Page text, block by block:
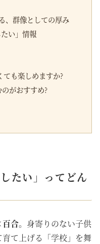
、群像としての厚み
い」情報
も楽しめますか?
がおすすめ?
たい」ってどん
合。身寄りのない子供
て上げる「学校」を舞